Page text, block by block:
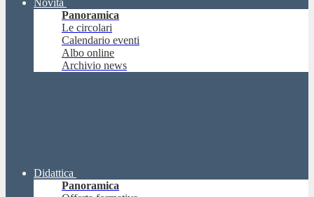
Novità
Panoramica
Le circolari
Calendario eventi
Albo online
Archivio news
Didattica
Panoramica